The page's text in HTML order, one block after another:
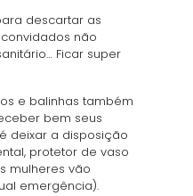
descartar as
não
Ficar super
e balinhas também
bem seus
deixar a disposição
protetor de vaso
mulheres vão
emergência).